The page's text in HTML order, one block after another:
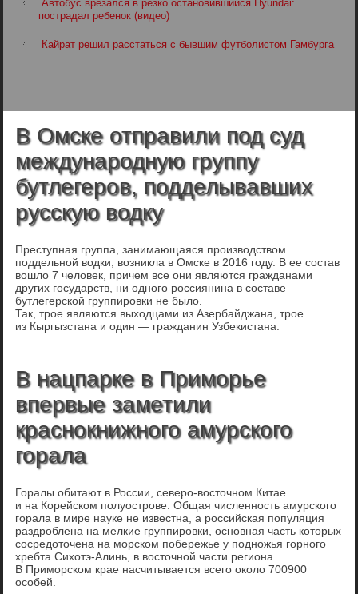
Автобус врезался в резко остановившийся Hyundai:
пострадал ребенок (видео)
Кайрат решил расстаться с бывшим футболистом Гамбурга
В Омске отправили под суд
международную группу
бутлегеров, подделывавших
русскую водку
Преступная группа, занимающаяся производством
поддельной водки, возникла в Омске в 2016 году. В ее состав
вошло 7 человек, причем все они являются гражданами
других государств, ни одного россиянина в составе
бутлегерской группировки не было.
Так, трое являются выходцами из Азербайджана, трое
из Кыргызстана и один — гражданин Узбекистана.
В нацпарке в Приморье
впервые заметили
краснокнижного амурского
горала
Горалы обитают в России, северо-восточном Китае
и на Корейском полуострове. Общая численность амурского
горала в мире науке не известна, а российская популяция
раздроблена на мелкие группировки, основная часть которых
сосредоточена на морском побережье у подножья горного
хребта Сихотэ-Алинь, в восточной части региона.
В Приморском крае насчитывается всего около 700900
особей.